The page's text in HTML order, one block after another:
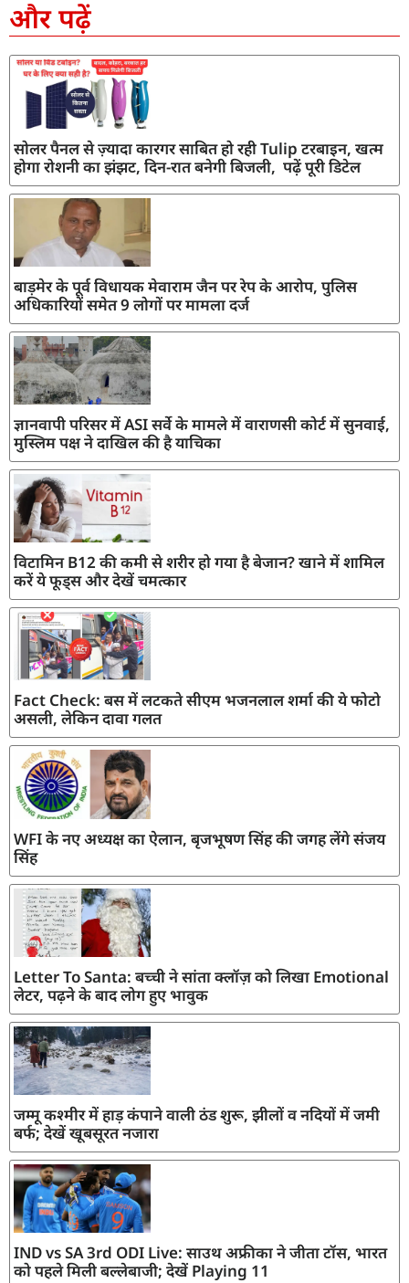
और पढ़ें
सोलर पैनल से ज़्यादा कारगर साबित हो रही Tulip टरबाइन, खत्म
होगा रोशनी का झंझट, दिन-रात बनेगी बिजली, पढ़ें पूरी डिटेल
बाड़मेर के पूर्व विधायक मेवाराम जैन पर रेप के आरोप, पुलिस
अधिकारियों समेत 9 लोगों पर मामला दर्ज
ज्ञानवापी परिसर में ASI सर्वे के मामले में वाराणसी कोर्ट में सुनवाई,
मुस्लिम पक्ष ने दाखिल की है याचिका
विटामिन B12 की कमी से शरीर हो गया है बेजान? खाने में शामिल
करें ये फूड्स और देखें चमत्कार
Fact Check: बस में लटकते सीएम भजनलाल शर्मा की ये फोटो
असली, लेकिन दावा गलत
WFI के नए अध्यक्ष का ऐलान, बृजभूषण सिंह की जगह लेंगे संजय
सिंह
Letter To Santa: बच्ची ने सांता क्लॉज़ को लिखा Emotional
लेटर, पढ़ने के बाद लोग हुए भावुक
जम्मू कश्मीर में हाड़ कंपाने वाली ठंड शुरू, झीलों व नदियों में जमी
बर्फ; देखें खूबसूरत नजारा
IND vs SA 3rd ODI Live: साउथ अफ्रीका ने जीता टॉस, भारत
को पहले मिली बल्लेबाजी; देखें Playing 11